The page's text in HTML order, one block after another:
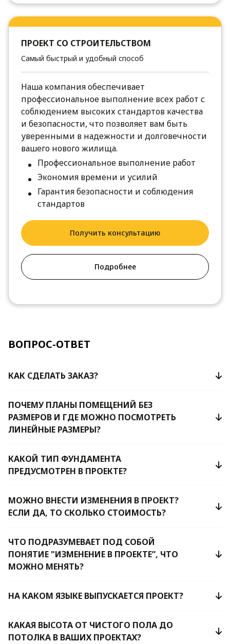
ПРОЕКТ СО СТРОИТЕЛЬСТВОМ
Самый быстрый и удобный способ
Наша компания обеспечивает
профессиональное выполнение всех работ с
соблюдением высоких стандартов качества
и безопасности, что позволяет вам быть
уверенными в надежности и долговечности
вашего нового жилища.
Профессиональное выполнение работ
Экономия времени и усилий
Гарантия безопасности и соблюдения
стандартов
Получить консультацию
Подробнее
ВОПРОС-ОТВЕТ
КАК СДЕЛАТЬ ЗАКАЗ?
ПОЧЕМУ ПЛАНЫ ПОМЕЩЕНИЙ БЕЗ
РАЗМЕРОВ И ГДЕ МОЖНО ПОСМОТРЕТЬ
ЛИНЕЙНЫЕ РАЗМЕРЫ?
КАКОЙ ТИП ФУНДАМЕНТА
ПРЕДУСМОТРЕН В ПРОЕКТЕ?
МОЖНО ВНЕСТИ ИЗМЕНЕНИЯ В ПРОЕКТ?
ЕСЛИ ДА, ТО СКОЛЬКО СТОИМОСТЬ?
ЧТО ПОДРАЗУМЕВАЕТ ПОД СОБОЙ
ПОНЯТИЕ "ИЗМЕНЕНИЕ В ПРОЕКТЕ”, ЧТО
МОЖНО МЕНЯТЬ?
НА КАКОМ ЯЗЫКЕ ВЫПУСКАЕТСЯ ПРОЕКТ?
КАКАЯ ВЫСОТА ОТ ЧИСТОГО ПОЛА ДО
ПОТОЛКА В ВАШИХ ПРОЕКТАХ?